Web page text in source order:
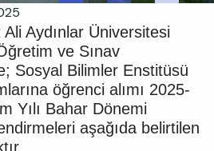
Aydınlar Üniversitesi
ve Sınav
Sosyal Bilimler Enstitüsü
öğrenci alımı 2025-
Yılı Bahar Dönemi
aşağıda belirtilen